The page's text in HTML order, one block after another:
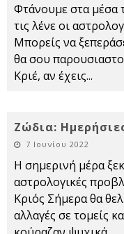
Φτάνουμε στα μέσα
τις λένε οι
Μπορείς να
θα σου
Κριέ, αν έχεις...
Ζώδια:
7 Ιουνίου 2022
Η σημερινή μέρα
αστρολογικές
Κριός Σήμερα θα
αλλαγές σε τομείς